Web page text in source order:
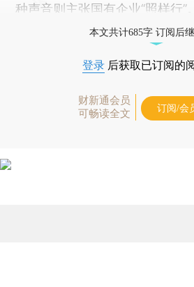
种声音则主张国有企业“照样行”。
本文共计685字 订阅后
登录 后获取已订阅的
财新通会员
可畅读全文
订阅/会